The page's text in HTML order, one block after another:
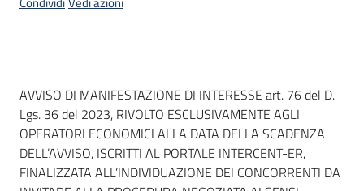
Dati del bando
AVVISO DI MANIFESTAZIONE DI INTERESSE art. 76 del D.
Lgs. 36 del 2023, RIVOLTO ESCLUSIVAMENTE AGLI
OPERATORI ECONOMICI ALLA DATA DELLA SCADENZA
DELL’AVVISO, ISCRITTI AL PORTALE INTERCENT-ER,
FINALIZZATA ALL’INDIVIDUAZIONE DEI CONCORRENTI DA